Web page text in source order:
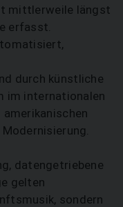
mittlerweile längst
erfasst.
durch künstliche
im internationalen
datengetriebene
gelten
sondern